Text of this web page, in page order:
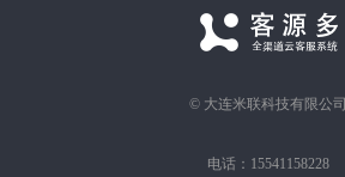
© 大连米联科技有限公司
电话：15541158228